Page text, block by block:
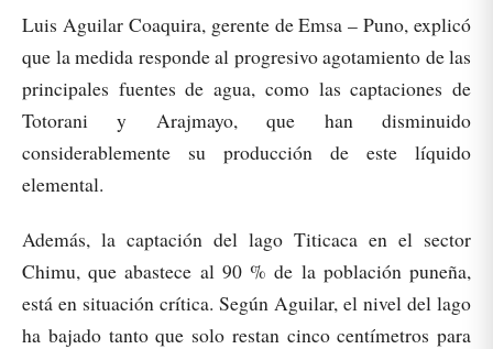
Luis Aguilar Coaquira, gerente de Emsa – Puno, explicó
que la medida responde al progresivo agotamiento de las
principales fuentes de agua, como las captaciones de
Totorani y Arajmayo, que han disminuido
considerablemente su producción de este líquido
elemental.
Además, la captación del lago Titicaca en el sector
Chimu, que abastece al 90 % de la población puneña,
está en situación crítica. Según Aguilar, el nivel del lago
ha bajado tanto que solo restan cinco centímetros para